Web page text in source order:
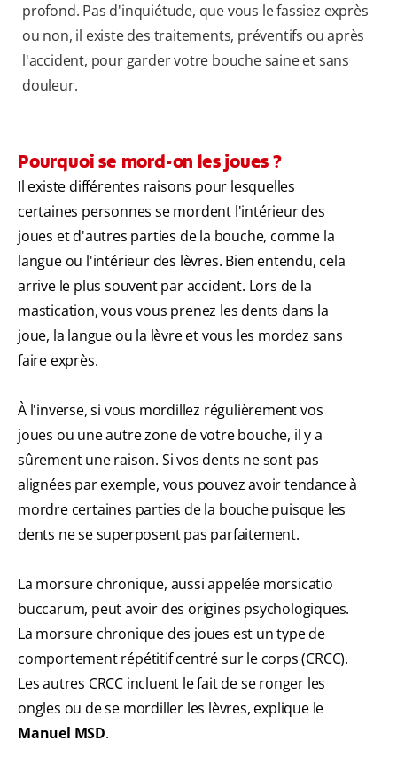
profond. Pas d'inquiétude, que vous le fassiez exprès
ou non, il existe des traitements, préventifs ou après
l'accident, pour garder votre bouche saine et sans
douleur.
Pourquoi se mord-on les joues ?
Il existe différentes raisons pour lesquelles
certaines personnes se mordent l'intérieur des
joues et d'autres parties de la bouche, comme la
langue ou l'intérieur des lèvres. Bien entendu, cela
arrive le plus souvent par accident. Lors de la
mastication, vous vous prenez les dents dans la
joue, la langue ou la lèvre et vous les mordez sans
faire exprès.
À l'inverse, si vous mordillez régulièrement vos
joues ou une autre zone de votre bouche, il y a
sûrement une raison. Si vos dents ne sont pas
alignées par exemple, vous pouvez avoir tendance à
mordre certaines parties de la bouche puisque les
dents ne se superposent pas parfaitement.
La morsure chronique, aussi appelée morsicatio
buccarum, peut avoir des origines psychologiques.
La morsure chronique des joues est un type de
comportement répétitif centré sur le corps (CRCC).
Les autres CRCC incluent le fait de se ronger les
ongles ou de se mordiller les lèvres, explique le
Manuel MSD.